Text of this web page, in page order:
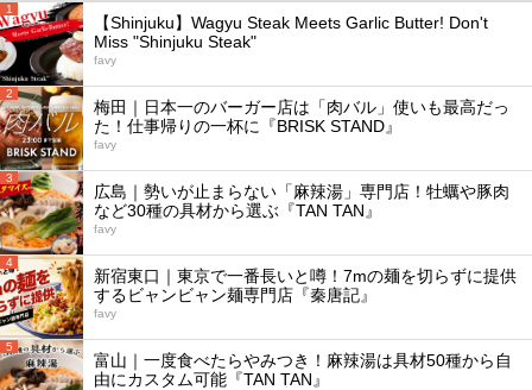
1
【Shinjuku】Wagyu Steak Meets Garlic Butter! Don't
Miss "Shinjuku Steak"
favy
2
梅田｜日本一のバーガー店は「肉バル」使いも最高だっ
た！仕事帰りの一杯に『BRISK STAND』
favy
3
広島｜勢いが止まらない「麻辣湯」専門店！牡蠣や豚肉
など30種の具材から選ぶ『TAN TAN』
favy
4
新宿東口｜東京で一番長いと噂！7mの麺を切らずに提供
するビャンビャン麺専門店『秦唐記』
favy
5
富山｜一度食べたらやみつき！麻辣湯は具材50種から自
由にカスタム可能『TAN TAN』